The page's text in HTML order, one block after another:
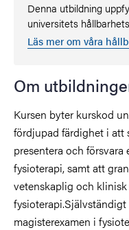
Denna utbildning
universitets
Läs mer om våra
Om
Kursen byter kurskod
fördjupad färdighet i att
presentera och
fysioterapi, samt att
vetenskaplig och
magisterexamen i